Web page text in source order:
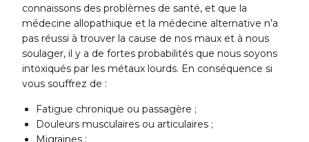
connaissons des problèmes de santé, et que la
médecine allopathique et la médecine alternative n’a
pas réussi à trouver la cause de nos maux et à nous
soulager, il y a de fortes probabilités que nous soyons
intoxiqués par les métaux lourds. En conséquence si
vous souffrez de :
Fatigue chronique ou passagère ;
Douleurs musculaires ou articulaires ;
Migraines ;